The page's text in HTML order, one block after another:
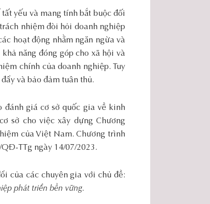
yếu và mang tính bắt buộc đối
nhiệm đòi hỏi doanh nghiệp
hoạt động nhằm ngăn ngừa và
năng đóng góp cho xã hội và
chính của doanh nghiệp. Tuy
và bảo đảm tuân thủ.
đánh giá cơ sở quốc gia về kinh
sở cho việc xây dựng Chương
của Việt Nam. Chương trình
TTg ngày 14/07/2023.
của các chuyên gia với chủ đề:
phát triển bền vững.